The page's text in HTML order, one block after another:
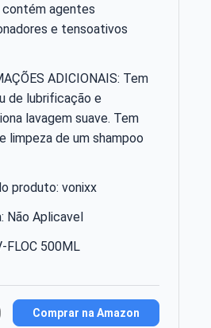
agentes
e tensoativos
ADICIONAIS: Tem
de lubrificação e
lavagem suave. Tem
limpeza de um shampoo
produto: vonixx
Não Aplicavel
FLOC 500ML
Comprar na Amazon